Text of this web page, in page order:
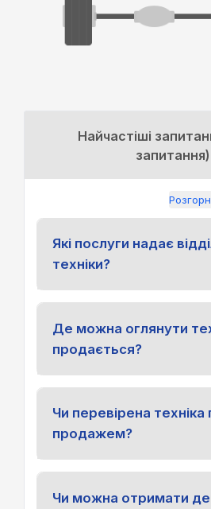
Найчастіші
запитання)
Які послуги надає
техніки?
Де можна оглянути
продається?
Чи перевірена
продажем?
Чи можна отримати